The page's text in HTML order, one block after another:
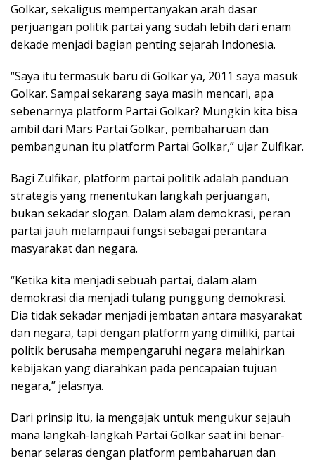
Golkar, sekaligus mempertanyakan arah dasar
perjuangan politik partai yang sudah lebih dari enam
dekade menjadi bagian penting sejarah Indonesia.
“Saya itu termasuk baru di Golkar ya, 2011 saya masuk
Golkar. Sampai sekarang saya masih mencari, apa
sebenarnya platform Partai Golkar? Mungkin kita bisa
ambil dari Mars Partai Golkar, pembaharuan dan
pembangunan itu platform Partai Golkar,” ujar Zulfikar.
Bagi Zulfikar, platform partai politik adalah panduan
strategis yang menentukan langkah perjuangan,
bukan sekadar slogan. Dalam alam demokrasi, peran
partai jauh melampaui fungsi sebagai perantara
masyarakat dan negara.
“Ketika kita menjadi sebuah partai, dalam alam
demokrasi dia menjadi tulang punggung demokrasi.
Dia tidak sekadar menjadi jembatan antara masyarakat
dan negara, tapi dengan platform yang dimiliki, partai
politik berusaha mempengaruhi negara melahirkan
kebijakan yang diarahkan pada pencapaian tujuan
negara,” jelasnya.
Dari prinsip itu, ia mengajak untuk mengukur sejauh
mana langkah-langkah Partai Golkar saat ini benar-
benar selaras dengan platform pembaharuan dan